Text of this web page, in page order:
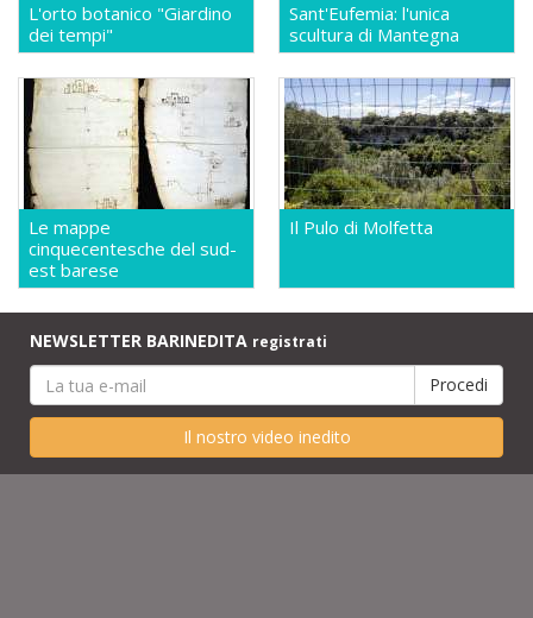
L'orto botanico "Giardino
dei tempi"
Sant'Eufemia: l'unica
scultura di Mantegna
Le mappe
cinquecentesche del sud-
est barese
Il Pulo di Molfetta
NEWSLETTER BARINEDITA registrati
Il nostro video inedito